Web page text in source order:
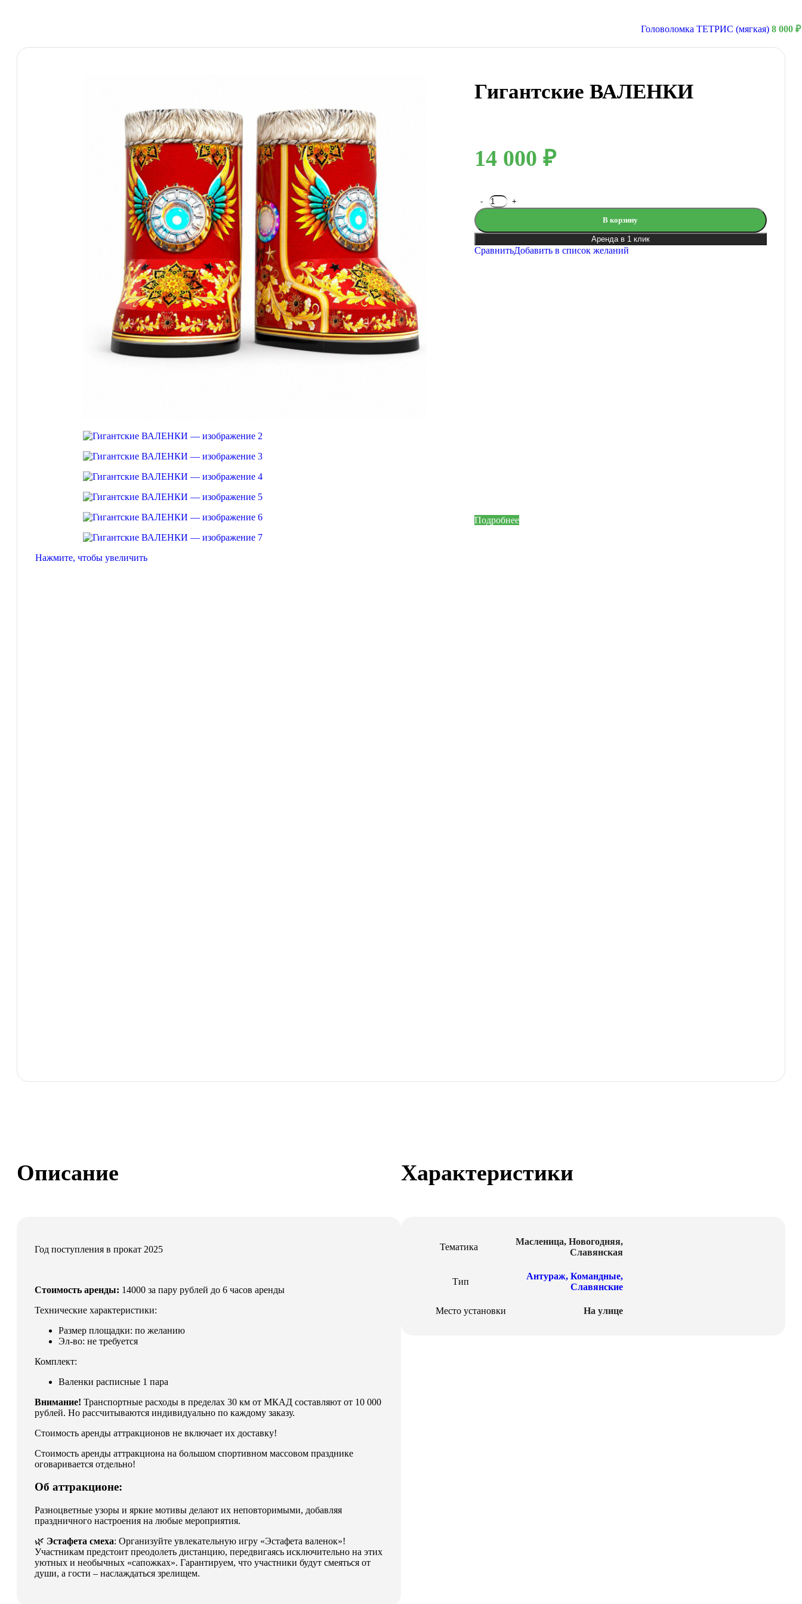
QuestRace
23 Февраля
Головоломка ТЕТРИС (мягкая) 8 000 ₽
Нажмите, чтобы увеличить
Гигантские ВАЛЕНКИ
14 000 ₽
В корзину
Аренда в 1 клик
СравнитьДобавить в список желаний
Подробнее
Описание
Год поступления в прокат 2025
Стоимость аренды: 14000 за пару рублей до 6 часов аренды
Технические характеристики:
Размер площадки: по желанию
Эл-во: не требуется
Комплект:
Валенки расписные 1 пара
Внимание! Транспортные расходы в пределах 30 км от МКАД составляют от 10 000
рублей. Но рассчитываются индивидуально по каждому заказу.
Стоимость аренды аттракционов не включает их доставку!
Стоимость аренды аттракциона на большом спортивном массовом празднике
оговаривается отдельно!
Об аттракционе:
Разноцветные узоры и яркие мотивы делают их неповторимыми, добавляя
праздничного настроения на любые мероприятия.
🌿 Эстафета смеха: Организуйте увлекательную игру «Эстафета валенок»!
Участникам предстоит преодолеть дистанцию, передвигаясь исключительно на этих
уютных и необычных «сапожках». Гарантируем, что участники будут смеяться от
души, а гости – наслаждаться зрелищем.
Характеристики
Тематика
Масленица, Новогодняя,
Славянская
Тип
Антураж, Командные,
Славянские
Место установки На улице